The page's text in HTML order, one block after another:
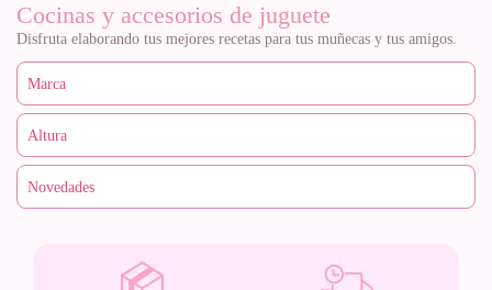
Cocinas y accesorios de juguete
Disfruta elaborando tus mejores recetas para tus muñecas y tus amigos.